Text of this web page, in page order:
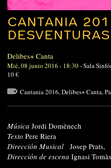
CANTANIA
Delibes+ Canta
Mié, 08 junio 2016 - 18:30-Sala
10 €
Cantania 2016,Delibes+ Canta,
Música Jordi Domènech
Texto Pere Riera
Dirección Musical Josep Prats,
Dirección de escena Ignasi Tomàs